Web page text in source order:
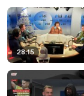
28:15